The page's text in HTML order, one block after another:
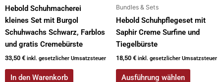
Hebold Schuhmacherei
kleines Set mit Burgol
Schuhwachs Schwarz, Farblos
und gratis Cremebürste
33,50 € inkl. gesetzlicher Umsatzsteuer
In den Warenkorb
Bundles & Sets
Hebold Schuhpflegeset mit
Saphir Creme Surfine und
Tiegelbürste
18,50 € inkl. gesetzlicher Umsatzsteuer
Ausführung wählen
der
Produktseite
gewählt
werden